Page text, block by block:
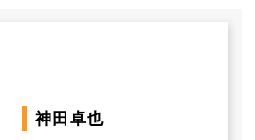
神田卓也